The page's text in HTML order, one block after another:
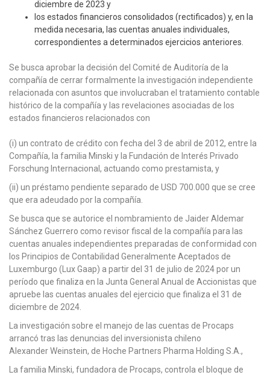
diciembre de 2023 y
los estados financieros consolidados (rectificados) y, en la
medida necesaria, las cuentas anuales individuales,
correspondientes a determinados ejercicios anteriores.
Se busca aprobar la decisión del Comité de Auditoría de la
compañía de cerrar formalmente la investigación independiente
relacionada con asuntos que involucraban el tratamiento contable
histórico de la compañía y las revelaciones asociadas de los
estados financieros relacionados con
(i) un contrato de crédito con fecha del 3 de abril de 2012, entre la
Compañía, la familia Minski y la Fundación de Interés Privado
Forschung Internacional, actuando como prestamista, y
(ii) un préstamo pendiente separado de USD 700.000 que se cree
que era adeudado por la compañía.
Se busca que se autorice el nombramiento de Jaider Aldemar
Sánchez Guerrero como revisor fiscal de la compañía para las
cuentas anuales independientes preparadas de conformidad con
los Principios de Contabilidad Generalmente Aceptados de
Luxemburgo (Lux Gaap) a partir del 31 de julio de 2024 por un
período que finaliza en la Junta General Anual de Accionistas que
apruebe las cuentas anuales del ejercicio que finaliza el 31 de
diciembre de 2024.
La investigación sobre el manejo de las cuentas de Procaps
arrancó tras las denuncias del inversionista chileno
Alexander Weinstein, de Hoche Partners Pharma Holding S.A.,
La familia Minski, fundadora de Procaps, controla el bloque de